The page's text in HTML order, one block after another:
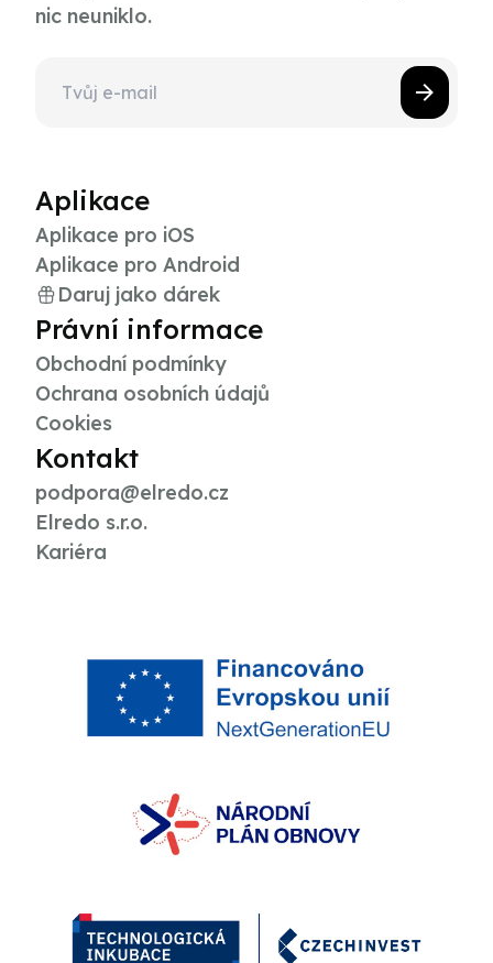
nic neuniklo.
Aplikace
Aplikace pro iOS
Aplikace pro Android
Daruj jako dárek
Právní informace
Obchodní podmínky
Ochrana osobních údajů
Cookies
Kontakt
podpora@elredo.cz
Elredo s.r.o.
Kariéra